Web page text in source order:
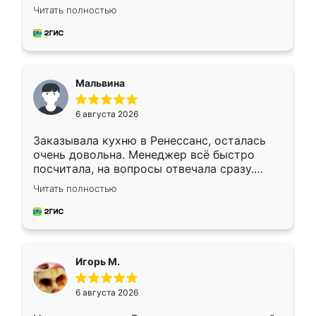
Ждал меньше месяца, сборщик с прямыми
руками. По цене вышло адекватно.
Рекомендую!
Читать полностью
Мальвина
6 августа 2026
Заказывала кухню в Ренессанс, осталась
очень довольна. Менеджер всё быстро
посчитала, на вопросы отвечала сразу.
Замерщик приехал в субботу, подошёл к
делу со всей ответственностью. Собрали
за день, ребята работали аккуратно, даже
Читать полностью
Игорь М.
6 августа 2026